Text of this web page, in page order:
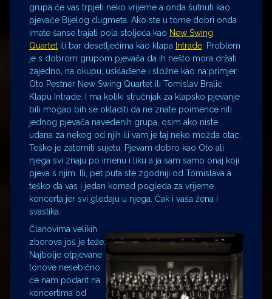
grupa će vas trpjeti neko vrijeme a onda šutnuti kao
pjevače Bijelog dugmeta. Ako ste u tome dobri onda
imate šanse trajati pola stoljeća kao New Swing
Quartet ili bar desetljećima kao klapa Intrade . Problem
je s dobrom grupom pjevača da ih nešto mora držati
zajedno, na okupu, usklađene i složne kao na primjer
Oto Pestner New Swing Quartet ili Tomislav Bralić
Klapu Intrade. I ma koliki stručnjak za klapsko pjevanje
bili mogao bih se okladiti da ne znate poimence niti
jednog pjevača navedenih grupa, osim ako niste
udana za nekog od njih ili vam je taj neko možda otac.
Teško je zatomiti sujetu. Pjevam dobro kao Oto ali
njega svi znaju po imenu i liku a ja sam samo onaj koji
pjeva s njim. Ili, pet puta ste zgodniji od Tomislava a
teško da vas i jedan komad pogleda za vrijeme
koncerta jer svi gledaju u njega. Čak i vaša žena i
svastika.
Članovima velikih
zborova još je teže.
Najbolje otpjevane
tonove nesebično
će nam podarit na
koncertima od